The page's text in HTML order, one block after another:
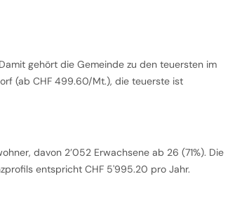
gehört die Gemeinde zu den teuersten im
(ab CHF 499.60/Mt.), die teuerste ist
davon 2’052 Erwachsene ab 26 (71%). Die
entspricht CHF 5'995.20 pro Jahr.